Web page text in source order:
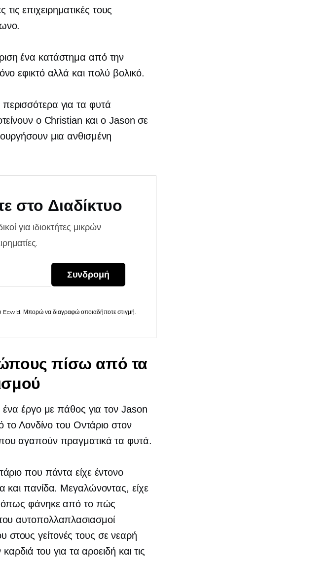
επιχειρηματικές τους
ένα κατάστημα από την
εφικτό αλλά και πολύ βολικό.
για τα φυτά
ο Christian και ο Jason σε
μια ανθισμένη
στο Διαδίκτυο
για ιδιοκτήτες μικρών
Συνδρομή
Ecwid. Μπορώ να διαγραφώ οποιαδήποτε στιγμή.
πίσω από τα
έργο με πάθος για τον Jason
Λονδίνο του Οντάριο στον
αγαπούν πραγματικά τα φυτά.
που πάντα είχε έντονο
και πανίδα. Μεγαλώνοντας, είχε
όπως φάνηκε από το πώς
αυτοπολλαπλασιασμοί
γείτονές τους σε νεαρή
του για τα αροειδή και τις